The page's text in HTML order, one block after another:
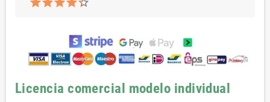
Licencia comercial modelo individual